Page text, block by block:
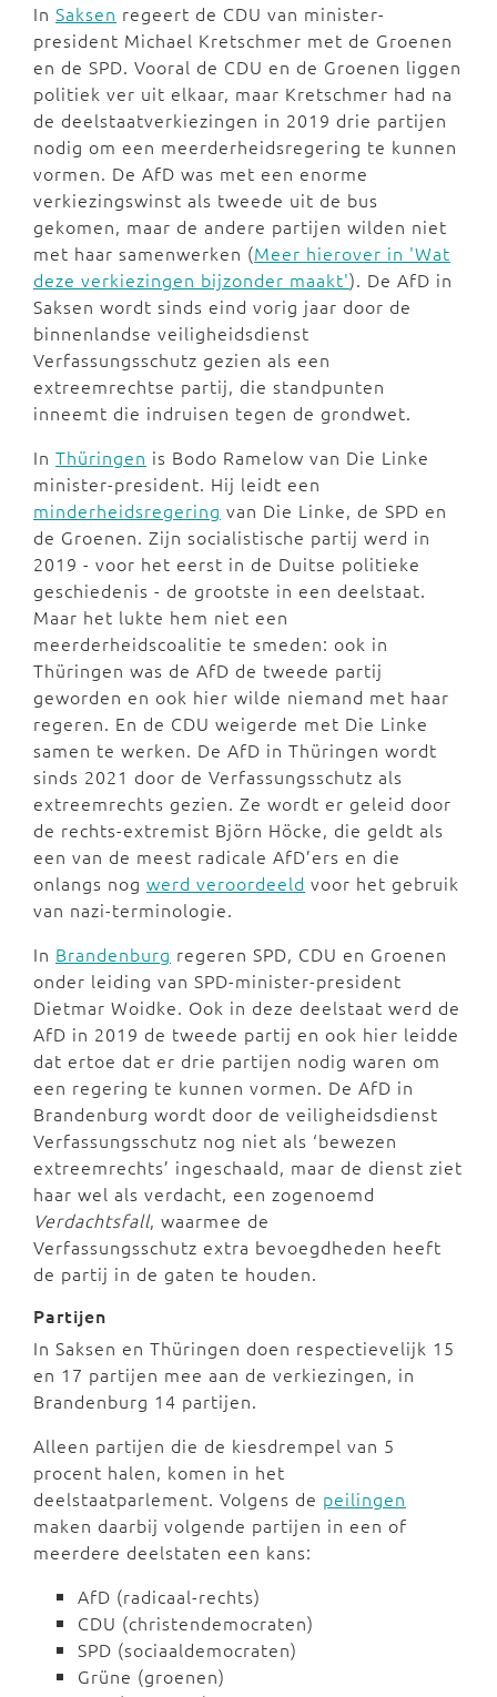
In Saksen regeert de CDU van minister-
president Michael Kretschmer met de Groenen
en de SPD. Vooral de CDU en de Groenen liggen
politiek ver uit elkaar, maar Kretschmer had na
de deelstaatverkiezingen in 2019 drie partijen
nodig om een meerderheidsregering te kunnen
vormen. De AfD was met een enorme
verkiezingswinst als tweede uit de bus
gekomen, maar de andere partijen wilden niet
met haar samenwerken (Meer hierover in 'Wat
deze verkiezingen bijzonder maakt'). De AfD in
Saksen wordt sinds eind vorig jaar door de
binnenlandse veiligheidsdienst
Verfassungsschutz gezien als een
extreemrechtse partij, die standpunten
inneemt die indruisen tegen de grondwet.
In Thüringen is Bodo Ramelow van Die Linke
minister-president. Hij leidt een
minderheidsregering van Die Linke, de SPD en
de Groenen. Zijn socialistische partij werd in
2019 - voor het eerst in de Duitse politieke
geschiedenis - de grootste in een deelstaat.
Maar het lukte hem niet een
meerderheidscoalitie te smeden: ook in
Thüringen was de AfD de tweede partij
geworden en ook hier wilde niemand met haar
regeren. En de CDU weigerde met Die Linke
samen te werken. De AfD in Thüringen wordt
sinds 2021 door de Verfassungsschutz als
extreemrechts gezien. Ze wordt er geleid door
de rechts-extremist Björn Höcke, die geldt als
een van de meest radicale AfD’ers en die
onlangs nog werd veroordeeld voor het gebruik
van nazi-terminologie.
In Brandenburg regeren SPD, CDU en Groenen
onder leiding van SPD-minister-president
Dietmar Woidke. Ook in deze deelstaat werd de
AfD in 2019 de tweede partij en ook hier leidde
dat ertoe dat er drie partijen nodig waren om
een regering te kunnen vormen. De AfD in
Brandenburg wordt door de veiligheidsdienst
Verfassungsschutz nog niet als ‘bewezen
extreemrechts’ ingeschaald, maar de dienst ziet
haar wel als verdacht, een zogenoemd
Verdachtsfall, waarmee de
Verfassungsschutz extra bevoegdheden heeft
de partij in de gaten te houden.
Partijen
In Saksen en Thüringen doen respectievelijk 15
en 17 partijen mee aan de verkiezingen, in
Brandenburg 14 partijen.
Alleen partijen die de kiesdrempel van 5
procent halen, komen in het
deelstaatparlement. Volgens de peilingen
maken daarbij volgende partijen in een of
meerdere deelstaten een kans:
AfD (radicaal-rechts)
CDU (christendemocraten)
SPD (sociaaldemocraten)
Grüne (groenen)